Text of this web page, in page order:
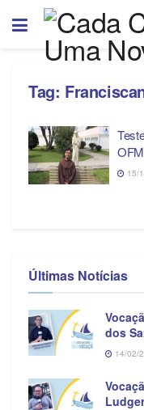
Tag:
15/
Últimas Notícias
dos
14/02/